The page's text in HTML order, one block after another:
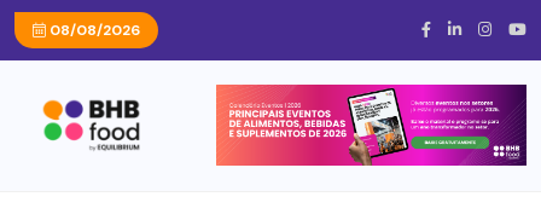
08/08/2026